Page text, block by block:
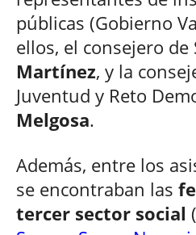
públicas (Gobierno
ellos, el consejero de
Martínez, y la
Juventud y Reto
Melgosa.
Además, entre los
se encontraban las
tercer sector social (